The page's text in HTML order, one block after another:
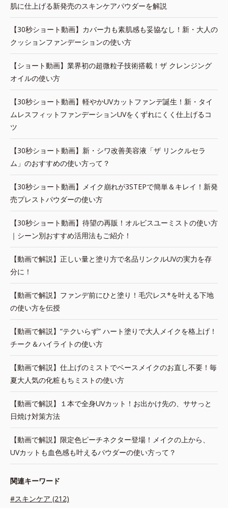
肌に仕上げる新発売のスキンケアパウダーを解説
【30秒ショート動画】カバー力も素肌感も妥協なし！新・大人の
クッションファンデーションの使い方
【ショート動画】業界初の超微粒子技術搭載！ザ クレンジング
オイルの使い方
【30秒ショート動画】軽やかUVカットファンデ誕生！新・タイ
ムレスフィットファンデーションUVをくずれにくく仕上げるコ
ツ
【30秒ショート動画】新・シワ改善美容液「ザ リンクルセラ
ム」のおすすめの使い方って？
【30秒ショート動画】メイク崩れが3STEPで簡単＆キレイ！新発
売プレストパウダーの使い方
【30秒ショート動画】待望の再販！オルビスユーミストの使い方
｜シーン別おすすめ活用法もご紹介！
【動画で解説】正しい量と塗り方で名品リンクルUVの実力を存
分に！
【動画で解説】ファンデ前にひと塗り！毛穴レス*を叶える下地
の使い方を伝授
【動画で解説】“テクいらず” ハート塗りで大人メイクを格上げ！
チーク＆ハイライトの使い方
【動画で解説】仕上げのミストでベースメイクのお直し不要！毎
夏大人気の化粧もちミストの使い方
【動画で解説】１本で全身UVカット！お出かけ先の、ササっと
日焼け対策方法
【動画で解説】限定色ピーチネクター登場！メイクの上から、
UVカットも血色感も叶えるパウダーの使い方って？
関連キーワード
#スキンケア (212)